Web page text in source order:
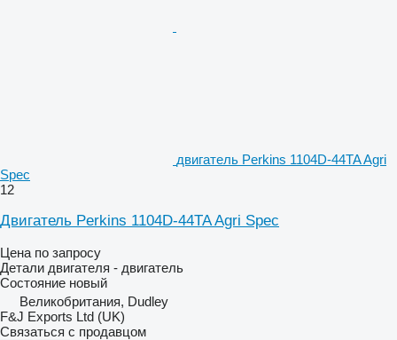
двигатель Perkins 1104D-44TA Agri
Spec
12
Двигатель Perkins 1104D-44TA Agri Spec
Цена по запросу
Детали двигателя - двигатель
Состояние новый
Великобритания, Dudley
F&J Exports Ltd (UK)
Связаться с продавцом